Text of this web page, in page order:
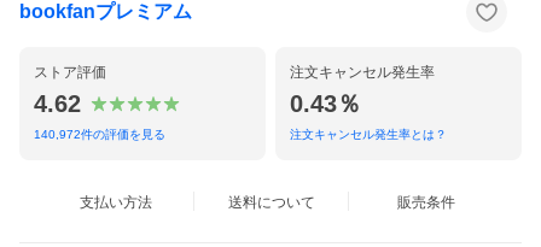
bookfanプレミアム
ストア評価
4.62
140,972件の評価を見る
注文キャンセル発生率
0.43％
注文キャンセル発生率とは？
支払い方法 送料について 販売条件